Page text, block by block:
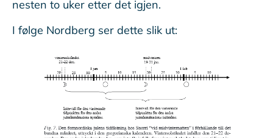
nesten to uker etter det igjen.
I følge Nordberg ser dette slik ut: